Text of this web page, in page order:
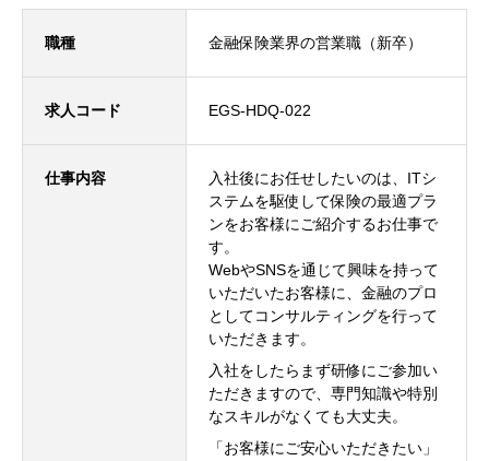
職種 金融保険業界の営業職（新卒）
求人コード EGS-HDQ-022
仕事内容
入社後にお任せしたいのは、ITシ
ステムを駆使して保険の最適プラ
ンをお客様にご紹介するお仕事で
す。
WebやSNSを通じて興味を持って
いただいたお客様に、金融のプロ
としてコンサルティングを行って
いただきます。
入社をしたらまず研修にご参加い
ただきますので、専門知識や特別
なスキルがなくても大丈夫。
「お客様にご安心いただきたい」